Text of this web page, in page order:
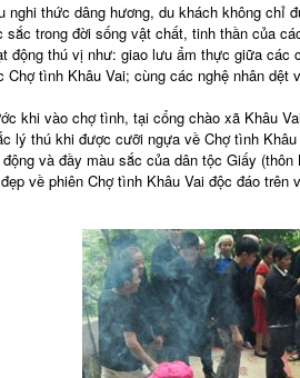
nghi thức dâng hương, du khách không chỉ
sắc trong đời sống vật chất, tinh thần của
động thú vị như: giao lưu ẩm thực giữa các
Chợ tình Khâu Vai; cùng các nghệ nhân dệt
khi vào chợ tình, tại cổng chào xã Khâu
lý thú khi được cưỡi ngựa về Chợ tình
và đầy màu sắc của dân tộc Giấy
về phiên Chợ tình Khâu Vai độc đáo trên